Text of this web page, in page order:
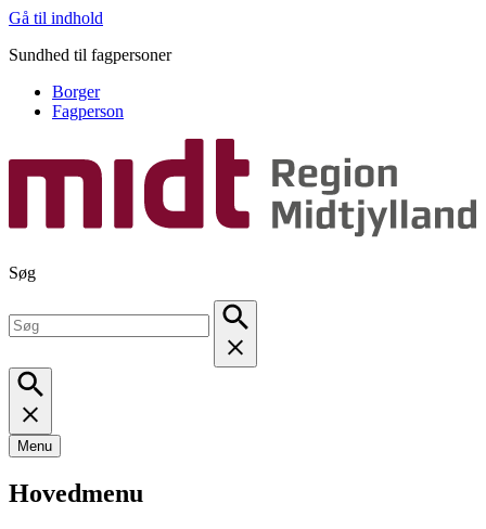
Gå til indhold
Sundhed til fagpersoner
Borger
Fagperson
Søg
Menu
Hovedmenu